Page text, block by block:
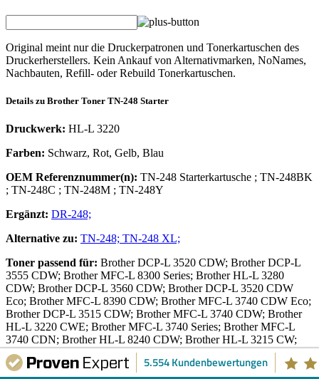
Original meint nur die Druckerpatronen und Tonerkartuschen des
Druckerherstellers. Kein Ankauf von Alternativmarken, NoNames,
Nachbauten, Refill- oder Rebuild Tonerkartuschen.
Details zu Brother Toner TN-248 Starter
Druckwerk: HL-L 3220
Farben: Schwarz, Rot, Gelb, Blau
OEM Referenznummer(n): TN-248 Starterkartusche ; TN-248BK
; TN-248C ; TN-248M ; TN-248Y
Ergänzt: DR-248;
Alternative zu: TN-248; TN-248 XL;
Toner passend für: Brother DCP-L 3520 CDW; Brother DCP-L
3555 CDW; Brother MFC-L 8300 Series; Brother HL-L 3280
CDW; Brother DCP-L 3560 CDW; Brother DCP-L 3520 CDW
Eco; Brother MFC-L 8390 CDW; Brother MFC-L 3740 CDW Eco;
Brother DCP-L 3515 CDW; Brother MFC-L 3740 CDW; Brother
HL-L 3220 CWE; Brother MFC-L 3740 Series; Brother MFC-L
3740 CDN; Brother HL-L 8240 CDW; Brother HL-L 3215 CW;
Brother MFC-L 3760 CDW; Brother HL-L 3220 CW; Brother HL-
L 3240 CDW; Brother HL-L 8230 CDW; Brother MFC-L 8340
5.554 Kundenbewertungen